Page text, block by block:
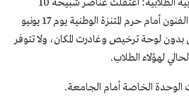
وقال شخص من المجالس النقابية الطلابية: اعتقلت عناصر شبيحة 10
أشخاص من طلاب من جامعة الفنون أمام حرم المتنزة الوطنية يوم 17 يونيو
وان بدون لوحة ترخيص وغادرت المكان، ولا تتوفر
لهؤلاء الطلاب.
الوحدة الخاصة أمام الجامعة.